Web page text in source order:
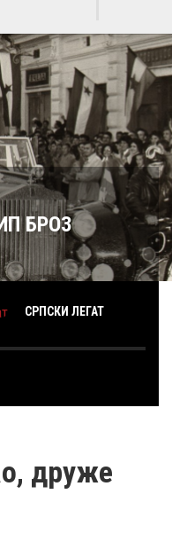
БРОЗ
СРПСКИ ЛЕГАТ
друже